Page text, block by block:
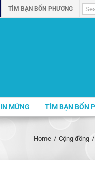
TÌM BẠN BỐN PHƯƠNG
for:
MỪNG TÌM BẠN BỐN
Home / Cộng đồng /